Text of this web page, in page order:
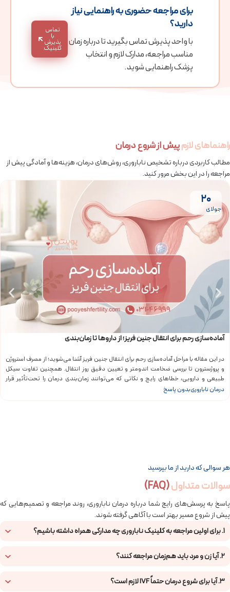
برای مراجعه حضوری به راهنمایی نیاز
دارید؟
با واحد پذیرش تماس بگیرید تا درباره زمان
مناسب مراجعه، مدارک لازم و انتخاب
پزشک راهنمایی شوید.
تماس
با
پذیرش
کلینیک
راهنماهای لازمپیش از شروع درمان
مطالب کاربردی درباره تشخیص ناباروری، روش‌های درمان، هزینه‌ها و آمادگی پیش از
مراجعه را در این بخش مرور کنید.
آماده‌سازی رحم برای انتقال جنین فریز؛ از داروها تا زمان‌بندی
در این مقاله با مراحل آماده‌سازی رحم برای انتقال جنین فریز آشنا می‌شوید؛ از مصرف استروژن
و پروژسترون تا بررسی ضخامت اندومتر و تعیین دقیق روز انتقال. همچنین تفاوت سیکل
طبیعی و دارویی، خطاهای رایج و نکاتی که می‌توانند زمان‌بندی درمان را تحت‌تأثیر قرار
دهند، به‌صورت کاربردی توضیح داده شده‌اند.
درمان ناباروریبدون پاسخ
20
جولای
هر سوالی که دارید از ما بپرسید
سوالات متداول(FAQ)
پاسخ به پرسش‌های رایج شما درباره درمان ناباروری، روند مراجعه و تصمیم‌هایی که
پیش از شروع مسیر بهتر است با آگاهی گرفته شوند.
۱. برای اولین مراجعه به کلینیک ناباروری چه مدارکی همراه داشته باشیم؟
۲. آیا زن و مرد باید هم‌زمان مراجعه کنند؟
۳. آیا برای شروع درمان حتماً IVF لازم است؟